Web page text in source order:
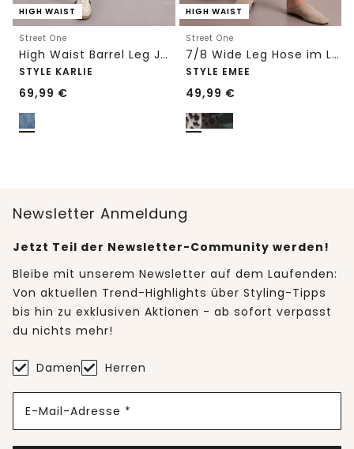
HIGH WAIST
Street One
High Waist Barrel Leg Jeans im Loose Fit
STYLE KARLIE
69,99 €
HIGH WAIST
Street One
7/8 Wide Leg Hose im Loose Fit mit Print
STYLE EMEE
49,99 €
Newsletter Anmeldung
Jetzt Teil der Newsletter-Community werden!
Bleibe mit unserem Newsletter auf dem Laufenden:
Von aktuellen Trend-Highlights über Styling-Tipps
bis hin zu exklusiven Aktionen - ab sofort verpasst
du nichts mehr!
Damen Herren
E-Mail-Adresse *